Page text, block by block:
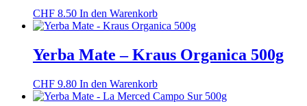
CHF 8.50 In den Warenkorb
Yerba Mate – Kraus Organica 500g
CHF 9.80 In den Warenkorb